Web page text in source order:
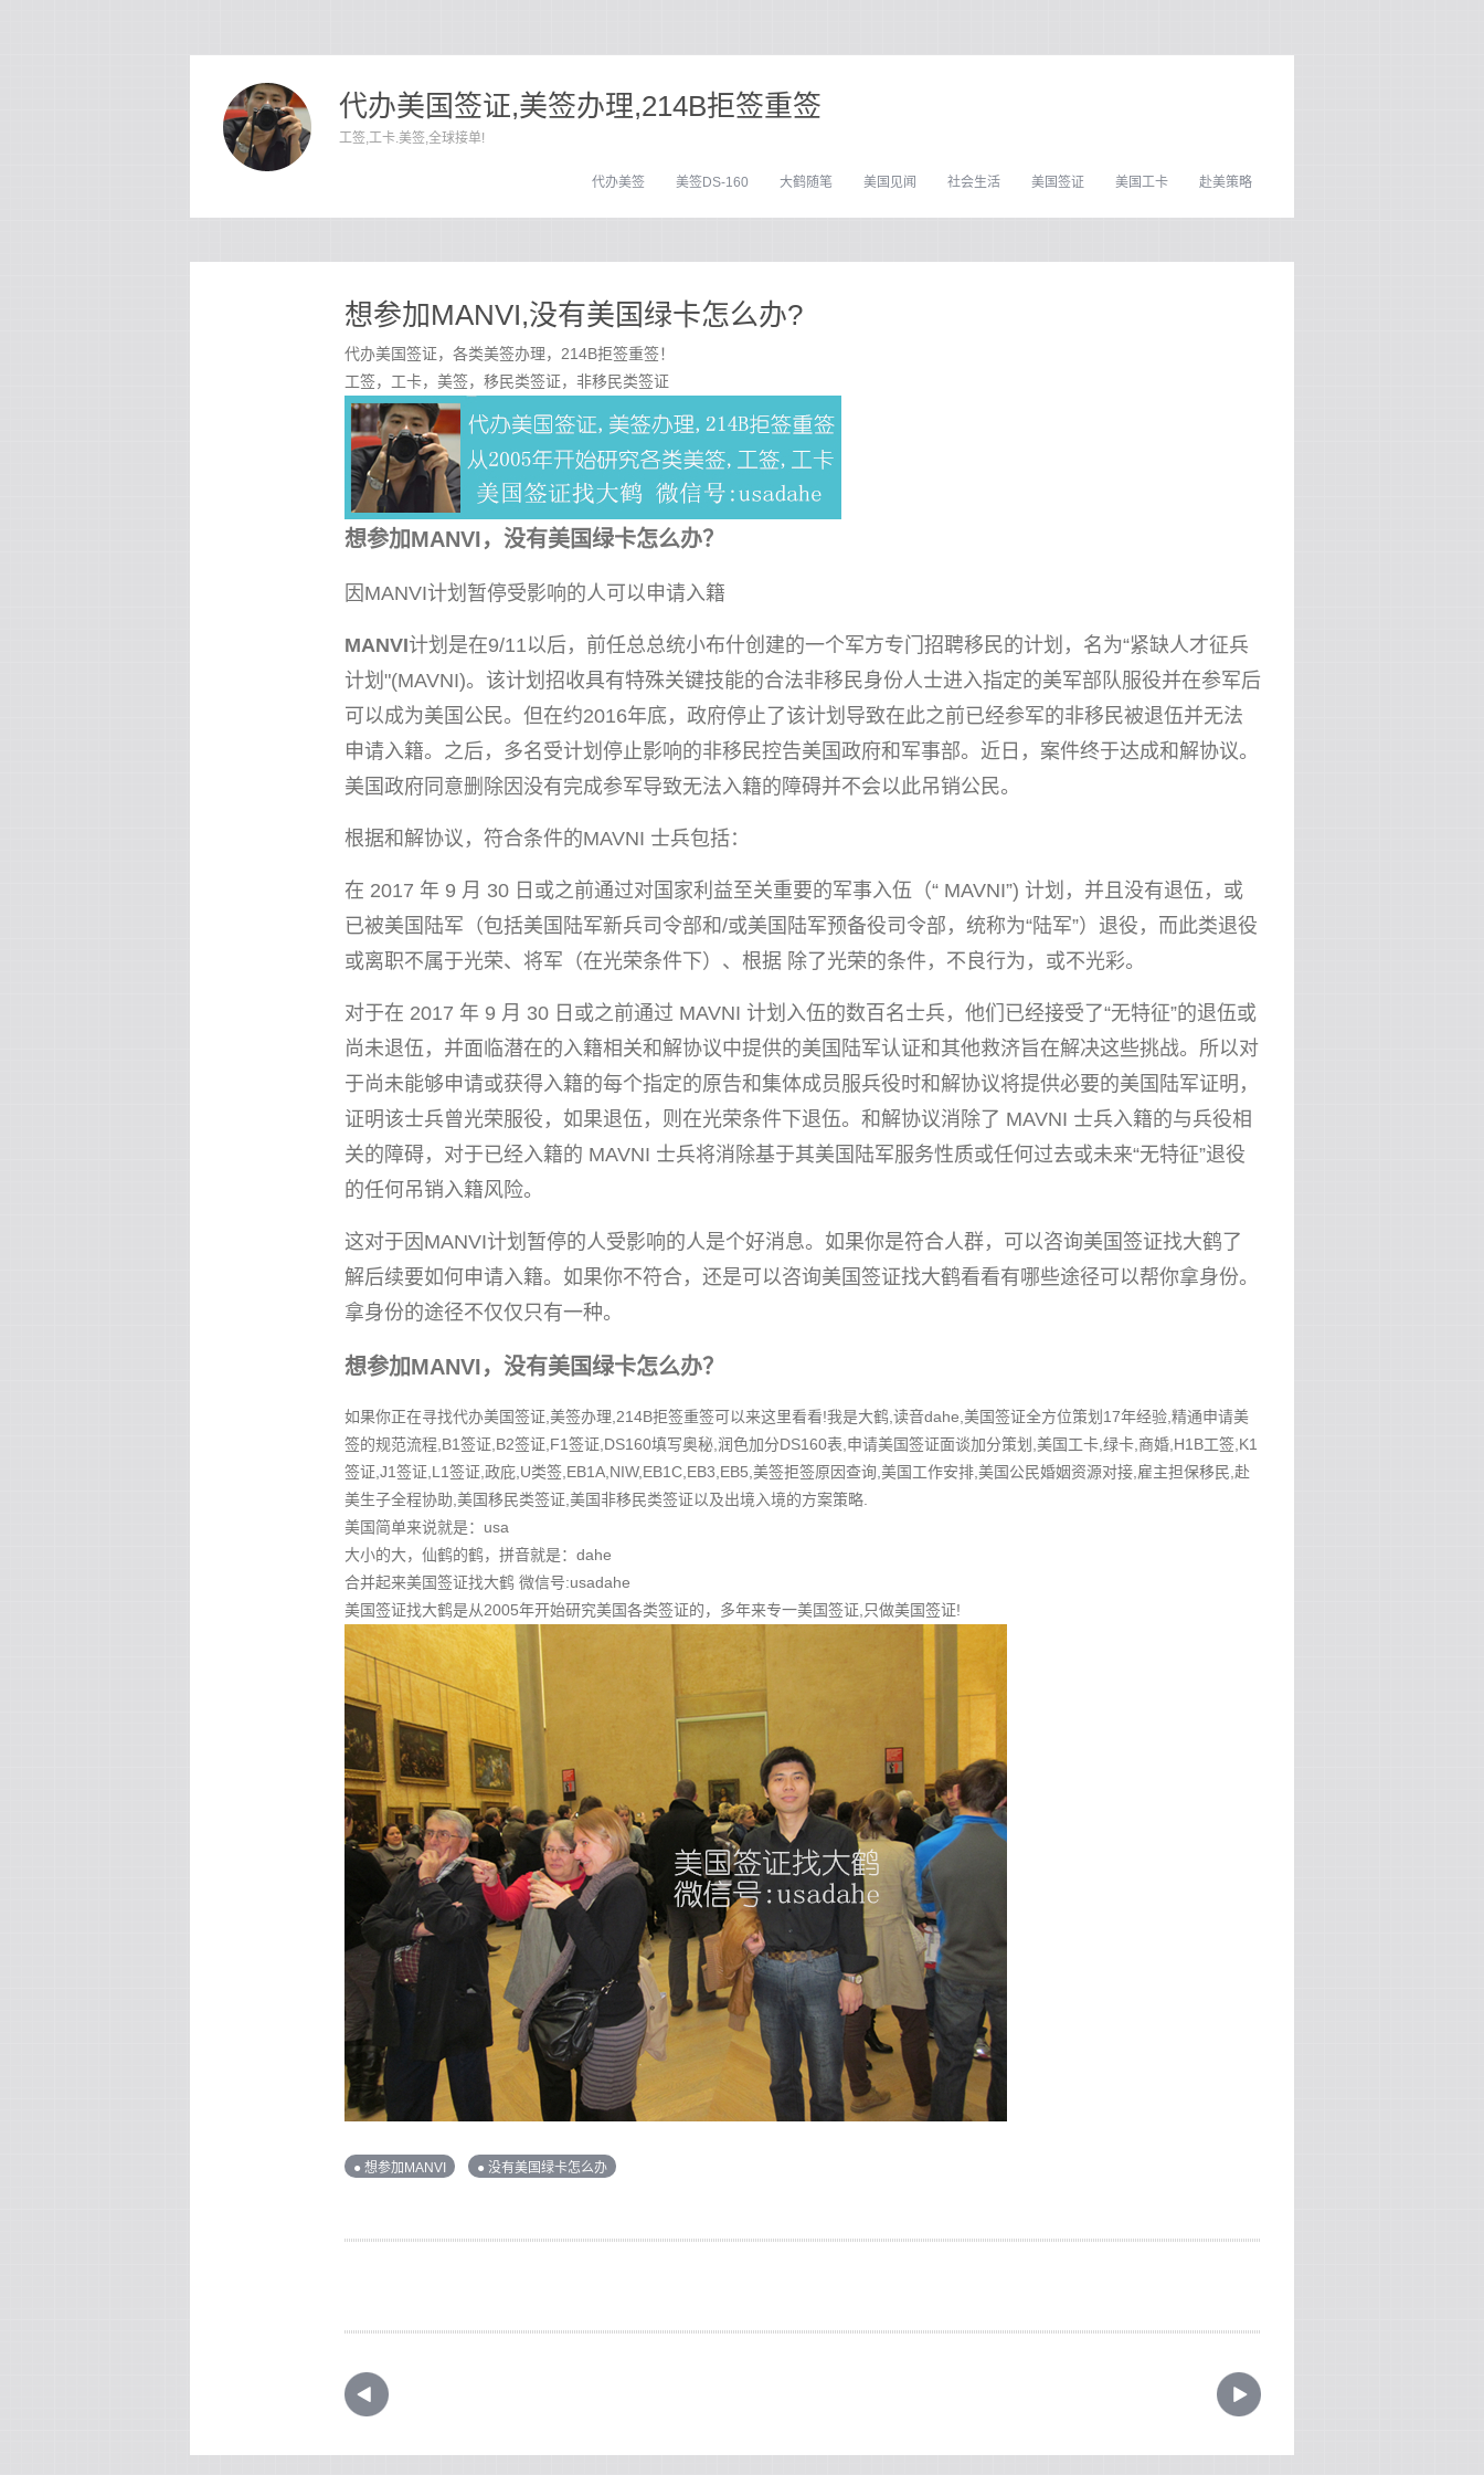
代办美国签证,美签办理,214B拒签重签
工签,工卡.美签,全球接单!
赴美策略
美国工卡
美国签证
社会生活
美国见闻
大鹤随笔
美签DS-160
代办美签
想参加MANVI,没有美国绿卡怎么办?
代办美国签证，各类美签办理，214B拒签重签！
工签，工卡，美签，移民类签证，非移民类签证
想参加MANVI，没有美国绿卡怎么办？
因MANVI计划暂停受影响的人可以申请入籍
MANVI计划是在9/11以后，前任总总统小布什创建的一个军方专门招聘移民的计划，名为“紧缺人才征兵
计划"(MAVNI)。该计划招收具有特殊关键技能的合法非移民身份人士进入指定的美军部队服役并在参军后
可以成为美国公民。但在约2016年底，政府停止了该计划导致在此之前已经参军的非移民被退伍并无法
申请入籍。之后，多名受计划停止影响的非移民控告美国政府和军事部。近日，案件终于达成和解协议。
美国政府同意删除因没有完成参军导致无法入籍的障碍并不会以此吊销公民。
根据和解协议，符合条件的MAVNI 士兵包括：
在 2017 年 9 月 30 日或之前通过对国家利益至关重要的军事入伍（“ MAVNI”) 计划，并且没有退伍，或
已被美国陆军（包括美国陆军新兵司令部和/或美国陆军预备役司令部，统称为“陆军”）退役，而此类退役
或离职不属于光荣、将军（在光荣条件下）、根据 除了光荣的条件，不良行为，或不光彩。
对于在 2017 年 9 月 30 日或之前通过 MAVNI 计划入伍的数百名士兵，他们已经接受了“无特征”的退伍或
尚未退伍，并面临潜在的入籍相关和解协议中提供的美国陆军认证和其他救济旨在解决这些挑战。所以对
于尚未能够申请或获得入籍的每个指定的原告和集体成员服兵役时和解协议将提供必要的美国陆军证明，
证明该士兵曾光荣服役，如果退伍，则在光荣条件下退伍。和解协议消除了 MAVNI 士兵入籍的与兵役相
关的障碍，对于已经入籍的 MAVNI 士兵将消除基于其美国陆军服务性质或任何过去或未来“无特征”退役
的任何吊销入籍风险。
这对于因MANVI计划暂停的人受影响的人是个好消息。如果你是符合人群，可以咨询美国签证找大鹤了
解后续要如何申请入籍。如果你不符合，还是可以咨询美国签证找大鹤看看有哪些途径可以帮你拿身份。
拿身份的途径不仅仅只有一种。
想参加MANVI，没有美国绿卡怎么办？
如果你正在寻找代办美国签证,美签办理,214B拒签重签可以来这里看看!我是大鹤,读音dahe,美国签证全方位策划17年经验,精通申请美
签的规范流程,B1签证,B2签证,F1签证,DS160填写奥秘,润色加分DS160表,申请美国签证面谈加分策划,美国工卡,绿卡,商婚,H1B工签,K1
签证,J1签证,L1签证,政庇,U类签,EB1A,NIW,EB1C,EB3,EB5,美签拒签原因查询,美国工作安排,美国公民婚姻资源对接,雇主担保移民,赴
美生子全程协助,美国移民类签证,美国非移民类签证以及出境入境的方案策略.
美国简单来说就是：usa
大小的大，仙鹤的鹤，拼音就是：dahe
合并起来美国签证找大鹤 微信号:usadahe
美国签证找大鹤是从2005年开始研究美国各类签证的，多年来专一美国签证,只做美国签证!
● 想参加MANVI ● 没有美国绿卡怎么办